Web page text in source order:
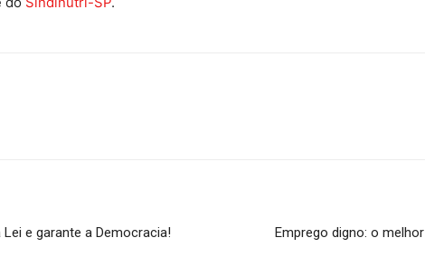
e garante a Democracia! Emprego digno: o